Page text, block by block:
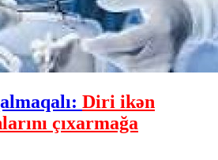
Diri ikən
çıxarmağa